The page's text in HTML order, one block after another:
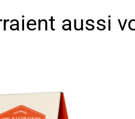
aussi